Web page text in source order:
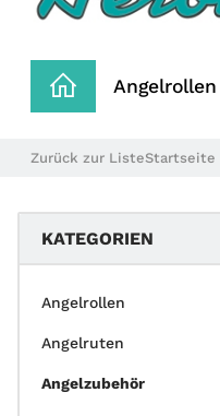
Angelrollen
Zurück zur ListeStartseite
KATEGORIEN
Angelrollen
Angelruten
Angelzubehör